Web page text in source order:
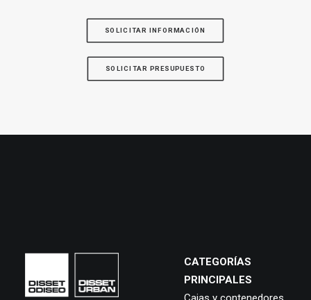
SOLICITAR INFORMACIÓN
SOLICITAR PRESUPUESTO
CATEGORÍAS
PRINCIPALES